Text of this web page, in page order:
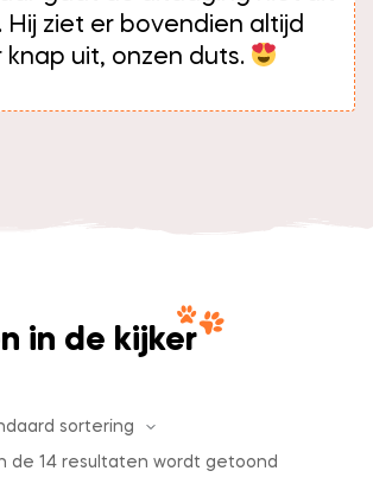
Hij ziet er bovendien altijd
knap uit, onzen duts.
in de kijker
de 14 resultaten wordt getoond